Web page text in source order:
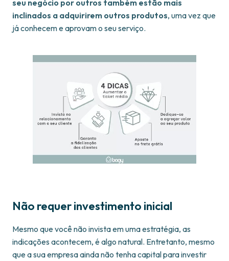
seu negócio por outros também estão mais
inclinados a adquirirem outros produtos, uma vez que
já conhecem e aprovam o seu serviço.
Não requer investimento inicial
Mesmo que você não invista em uma estratégia, as
indicações acontecem, é algo natural. Entretanto, mesmo
que a sua empresa ainda não tenha capital para investir